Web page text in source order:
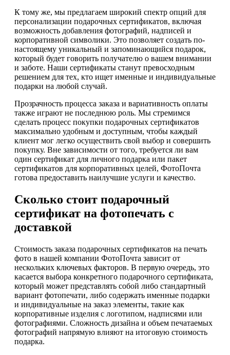
К тому же, мы предлагаем широкий спектр опций для
персонализации подарочных сертификатов, включая
возможность добавления фотографий, надписей и
корпоративной символики. Это позволяет создать по-
настоящему уникальный и запоминающийся подарок,
который будет говорить получателю о вашем внимании
и заботе. Наши сертификаты станут превосходным
решением для тех, кто ищет именные и индивидуальные
подарки на любой случай.
Прозрачность процесса заказа и вариативность оплаты
также играют не последнюю роль. Мы стремимся
сделать процесс покупки подарочных сертификатов
максимально удобным и доступным, чтобы каждый
клиент мог легко осуществить свой выбор и совершить
покупку. Вне зависимости от того, требуется ли вам
один сертификат для личного подарка или пакет
сертификатов для корпоративных целей, ФотоПочта
готова предоставить наилучшие услуги и качество.
Сколько стоит подарочный
сертификат на фотопечать с
доставкой
Стоимость заказа подарочных сертификатов на печать
фото в нашей компании ФотоПочта зависит от
нескольких ключевых факторов. В первую очередь, это
касается выбора конкретного подарочного сертификата,
который может представлять собой либо стандартный
вариант фотопечати, либо содержать именные подарки
и индивидуальные на заказ элементы, такие как
корпоративные изделия с логотипом, надписями или
фотографиями. Сложность дизайна и объем печатаемых
фотографий напрямую влияют на итоговую стоимость
подарка.